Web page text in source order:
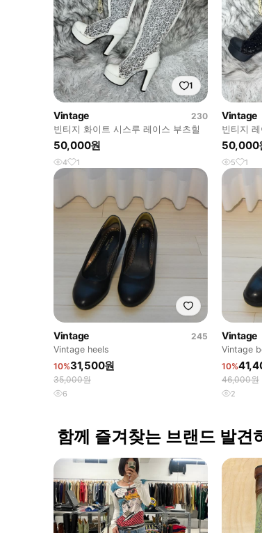
1
Vintage
230
빈티지 화이트 시스루 레이스 부츠힐
50,000원
4 1
Vintage
빈티지
50,000
5 1
Vintage
245
Vintage heels
10%31,500원
35,000원
6
Vintage
Vintage
10%
46,000원
2
함께 즐겨찾는 브랜드 발견